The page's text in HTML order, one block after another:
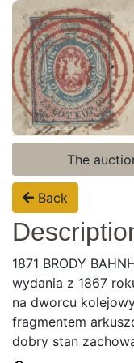
Register
Login
The
Back
1871 BRODY
wydania z 1867
na dworcu
fragmentem
dobry stan